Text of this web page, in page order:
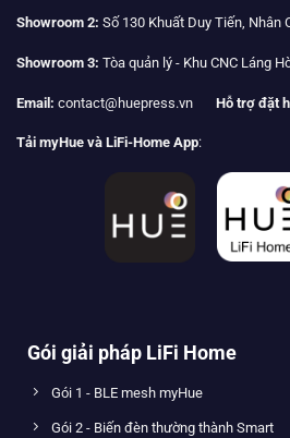
Showroom 2: Số 130 Khuất Duy Tiến, Nhân
Showroom 3: Tòa quản lý - Khu CNC Láng
Email: contact@huepress.vn Hỗ trợ đặt
Tải myHue và LiFi-Home App:
Gói giải pháp LiFi Home
Gói 1 - BLE mesh myHue
Gói 2 - Biến đèn thường thành Smart